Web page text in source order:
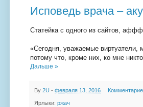
Исповедь врача –
Статейка с одного из сайтов,
«Сегодня, уважаемые виртуатели,
потому что, кроме них, ко мне
Дальше »
By 2U - февраля 13, 2016
Ярлыки: ржач